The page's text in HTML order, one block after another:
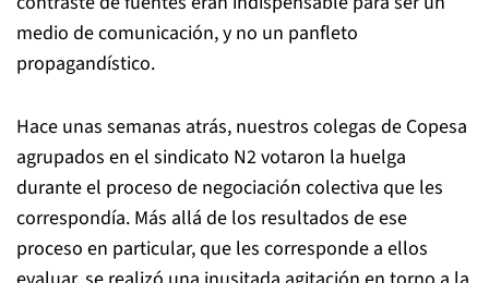
medio de comunicación, y no un panfleto
propagandístico.
Hace unas semanas atrás, nuestros colegas de Copesa
agrupados en el sindicato N2 votaron la huelga
durante el proceso de negociación colectiva que les
correspondía. Más allá de los resultados de ese
proceso en particular, que les corresponde a ellos